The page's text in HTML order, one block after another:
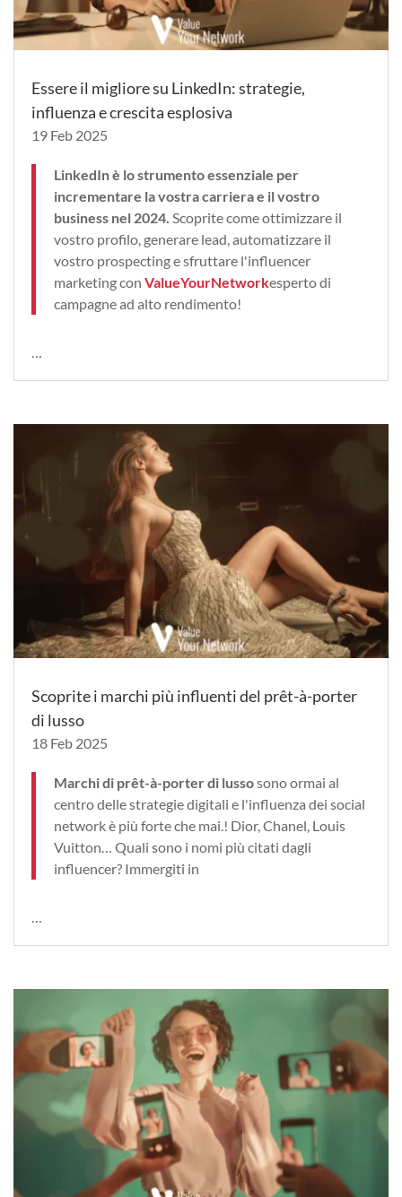
Essere il migliore su LinkedIn: strategie,
influenza e crescita esplosiva
19 Feb 2025
LinkedIn è lo strumento essenziale per
incrementare la vostra carriera e il vostro
business nel 2024. Scoprite come ottimizzare il
vostro profilo, generare lead, automatizzare il
vostro prospecting e sfruttare l'influencer
marketing con ValueYourNetworkesperto di
campagne ad alto rendimento!
…
Scoprite i marchi più influenti del prêt-à-porter
di lusso
18 Feb 2025
Marchi di prêt-à-porter di lussosono ormai al
centro delle strategie digitali e l'influenza dei social
network è più forte che mai.! Dior, Chanel, Louis
Vuitton… Quali sono i nomi più citati dagli
influencer? Immergiti in
…